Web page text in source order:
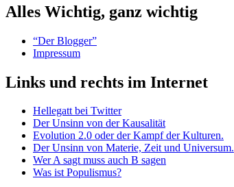
Alles Wichtig, ganz wichtig
“Der Blogger”
Impressum
Links und rechts im Internet
Hellegatt bei Twitter
Der Unsinn von der Kausalität
Evolution 2.0 oder der Kampf der Kulturen.
Der Unsinn von Materie, Zeit und Universum.
Wer A sagt muss auch B sagen
Was ist Populismus?